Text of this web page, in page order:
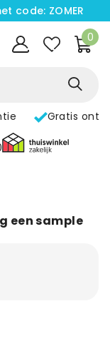
code: ZOMER
0
Gratis
een sample